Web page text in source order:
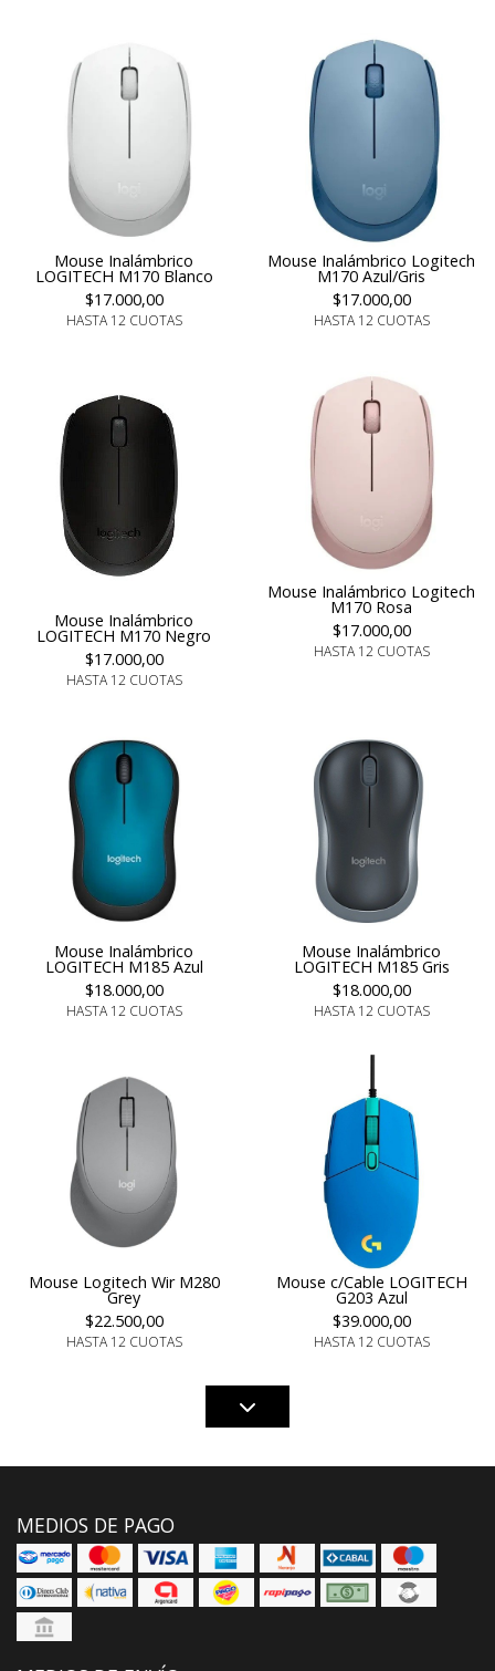
Mouse Inalámbrico
LOGITECH M170 Blanco
$17.000,00
HASTA 12 CUOTAS
Mouse Inalámbrico Logitech
M170 Azul/Gris
$17.000,00
HASTA 12 CUOTAS
Mouse Inalámbrico
LOGITECH M170 Negro
$17.000,00
HASTA 12 CUOTAS
Mouse Inalámbrico Logitech
M170 Rosa
$17.000,00
HASTA 12 CUOTAS
Mouse Inalámbrico
LOGITECH M185 Azul
$18.000,00
HASTA 12 CUOTAS
Mouse Inalámbrico
LOGITECH M185 Gris
$18.000,00
HASTA 12 CUOTAS
Mouse Logitech Wir M280
Grey
$22.500,00
HASTA 12 CUOTAS
Mouse c/Cable LOGITECH
G203 Azul
$39.000,00
HASTA 12 CUOTAS
MEDIOS DE PAGO